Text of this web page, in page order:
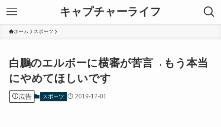
キャプチャーライフ
ホーム スポーツ
白鵬のエルボーに横審が苦言→もう本当
にやめてほしいです
広告 スポーツ 2019-12-01